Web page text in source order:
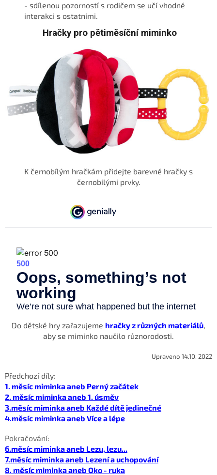
- sdílenou pozorností s rodičem se učí vhodné
interakci s ostatními.
Hračky pro pětiměsíční miminko
K černobílým hračkám přidejte barevné hračky s
černobílými prvky.
Do dětské hry zařazujeme hračky z různých materiálů
aby se miminko naučilo různorodosti.
Upraveno 14.10. 2022
Předchozí díly:
1. měsíc miminka aneb Perný začátek
2. měsíc miminka aneb 1. úsměv
3.měsíc miminka aneb Každé dítě jedinečné
4.měsíc miminka aneb Více a lépe
Pokračování:
6.měsíc miminka aneb Lezu, lezu...
7.měsíc miminka aneb Lezení a uchopování
8. měsíc miminka aneb Oko - ruka